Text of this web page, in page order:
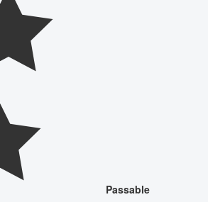
Passable